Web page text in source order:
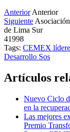
Anterior Anterior
Siguiente
de Lima Sur
41998
Tags: CEMEX
Desarrollo Sos
Artículos
Nuevo Ciclo
en la
Las mejores
Premio